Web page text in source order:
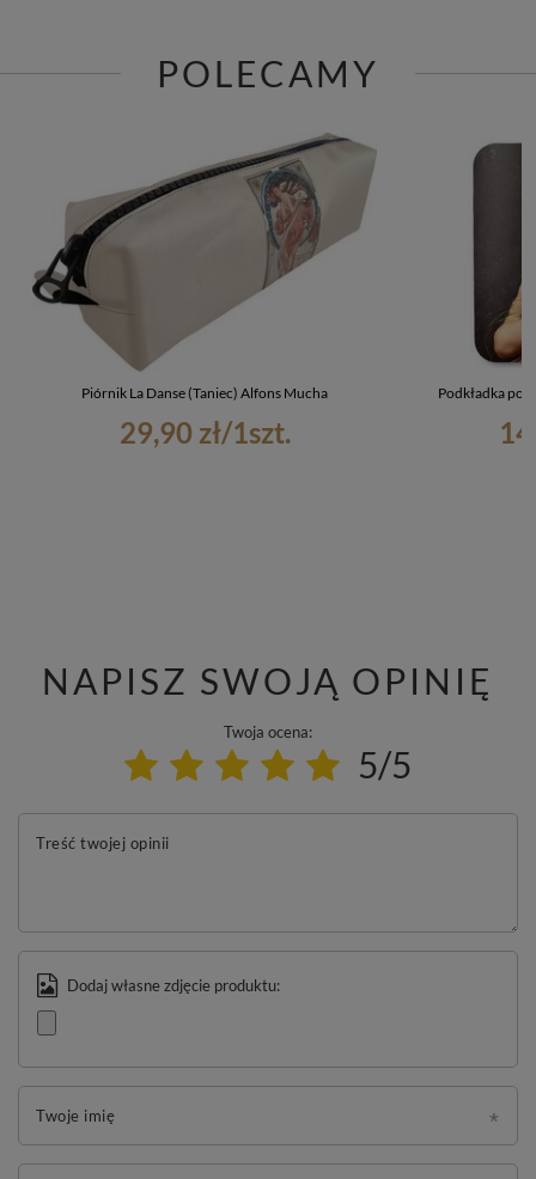
POLECAMY
Piórnik La Danse (Taniec) Alfons Mucha
29,90 zł/1szt.
Podkładka
NAPISZ SWOJĄ OPINIĘ
Twoja ocena:
5/5
Treść twojej opinii
Dodaj własne zdjęcie produktu:
Twoje imię